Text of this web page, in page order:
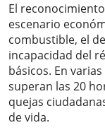
El
escenario
combustible, el
incapacidad del
básicos. En
superan las 20
quejas
de vida.